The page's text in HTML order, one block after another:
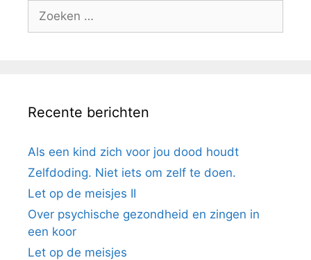
Recente berichten
Als een kind zich voor jou dood houdt
Zelfdoding. Niet iets om zelf te doen.
Let op de meisjes II
Over psychische gezondheid en zingen in
een koor
Let op de meisjes